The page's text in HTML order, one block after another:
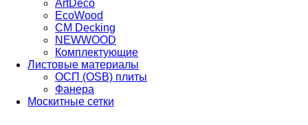
ArtDeco
EcoWood
CM Decking
NEWWOOD
Комплектующие
Листовые материалы
ОСП (OSB) плиты
Фанера
Москитные сетки